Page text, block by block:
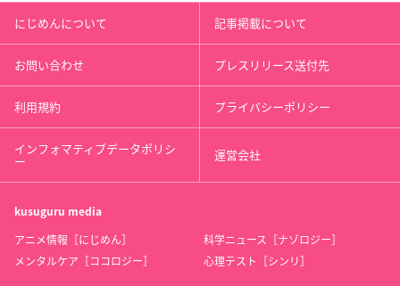
にじめんについて 記事掲載について
お問い合わせ プレスリリース送付先
利用規約 プライバシーポリシー
インフォマティブデータポリシ
ー 運営会社
kusuguru media
アニメ情報［にじめん］
科学ニュース［ナゾロジー］
メンタルケア［ココロジー］
心理テスト［シンリ］